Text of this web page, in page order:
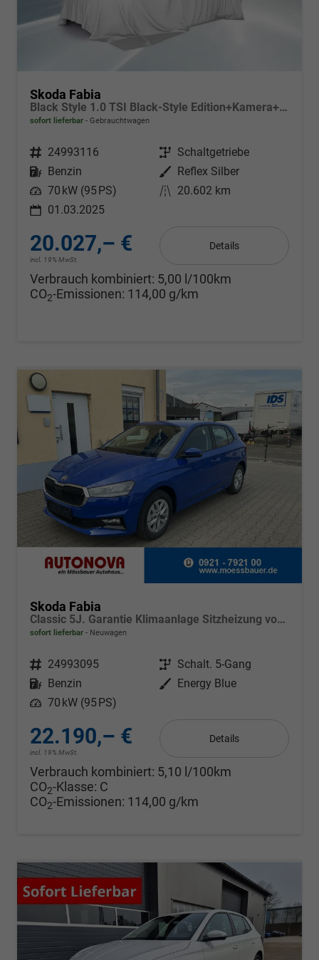
Skoda Fabia
Black Style 1.0 TSI Black-Style Edition+Kamera+Sitzheizung+Tempomat+LED
sofort lieferbar Gebrauchtwagen
Fahrzeugnr. 24993116 Getriebe Schaltgetriebe
Kraftstoff
Benzin Außenfarbe
Reflex Silber
Leistung 70 kW (95 PS) Kilometerstand 20.602 km
01.03.2025
20.027,– €
incl. 19% MwSt.
Details
Verbrauch kombiniert: 5,00 l/100km
CO2-Emissionen: 114,00 g/km
Skoda Fabia
Classic 5J. Garantie Klimaanlage Sitzheizung vorn Virtuelles Cockpit Kamera PDC v+h
sofort lieferbar Neuwagen
Fahrzeugnr. 24993095 Getriebe Schalt. 5-Gang
Kraftstoff
Benzin Außenfarbe
Energy Blue
Leistung 70 kW (95 PS)
22.190,– €
incl. 19% MwSt.
Details
Verbrauch kombiniert: 5,10 l/100km
CO2-Klasse: C
CO2-Emissionen: 114,00 g/km